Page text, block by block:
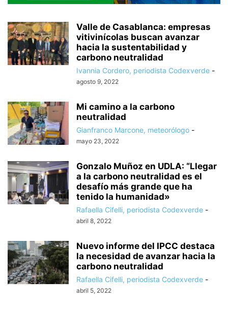
Valle de Casablanca: empresas
vitivinícolas buscan avanzar
hacia la sustentabilidad y
carbono neutralidad
Ivannia Cordero, periodista Codexverde -
agosto 9, 2022
Mi camino a la carbono
neutralidad
Gianfranco Marcone, meteorólogo -
mayo 23, 2022
Gonzalo Muñoz en UDLA: “Llegar
a la carbono neutralidad es el
desafío más grande que ha
tenido la humanidad»
Rafaella Cifelli, periodista Codexverde -
abril 8, 2022
Nuevo informe del IPCC destaca
la necesidad de avanzar hacia la
carbono neutralidad
Rafaella Cifelli, periodista Codexverde -
abril 5, 2022